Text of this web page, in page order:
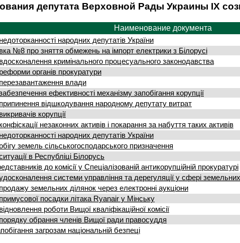
депутата Верховной Рады Украины IX
Наименование документа
народних депутатів України
№8 про зняття обмежень на імпорт електрики з Білорусі
кримінального процесуального законодавства
органів прокуратури
влади
ефективності механізму запобігання корупції
відшкодування народному депутату витрат
корупції
незаконних активів і покарання за набуття таких активів
народних депутатів України
земель сільськогосподарського призначення
в Республіці Білорусь
до комісії у Спеціалізованій антикорупційній прокуратурі
системи управління та дерегуляції у сфері
земельних ділянок через електронні аукціони
посадки літака Ryаnair у Мінську
роботи Вищої кваліфікаційної комісії
обрання членів Вищої ради правосуддя
загрозам національній безпеці